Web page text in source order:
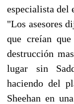
especialista del
"Los asesores
que creían
destrucción
lugar sin
haciendo del
Sheehan en